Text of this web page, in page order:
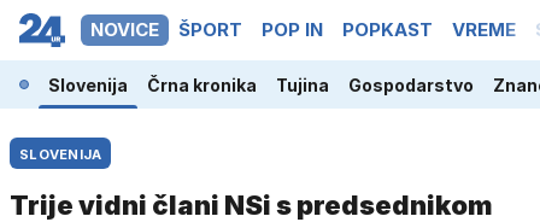
NOVICE ŠPORT POP IN POPKAST VREME
Slovenija Črna kronika Tujina Gospodarstvo
SLOVENIJA
Trije vidni člani NSi s predsednikom